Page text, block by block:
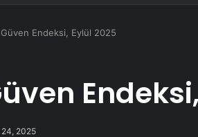
Endeksi, Eylül 2025
24, 2025